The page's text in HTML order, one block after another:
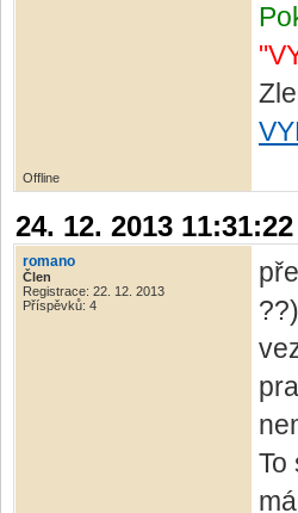
Offline
24. 12. 2013 11:31:22
romano
Člen
Registrace: 22. 12. 2013
Příspěvků: 4
To